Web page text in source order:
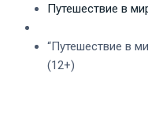
Путешествие в
“Путешествие в
(12+)